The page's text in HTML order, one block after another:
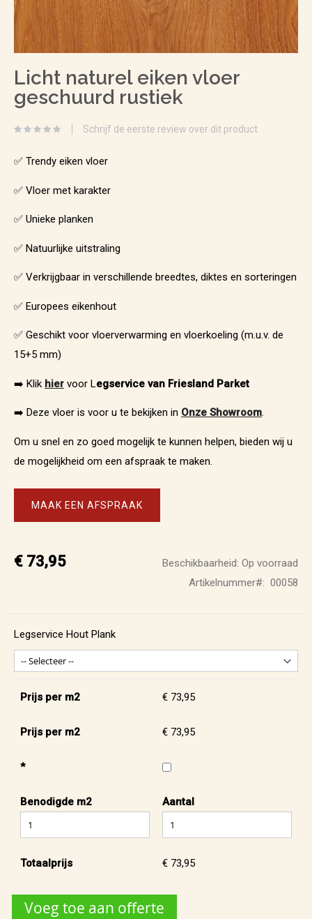
naar
het
de
Licht naturel eiken vloer
geschuurd rustiek
Schrijf de eerste review over dit product
✅ Trendy eiken vloer
✅ Vloer met karakter
✅ Unieke planken
✅ Natuurlijke uitstraling
✅ Verkrijgbaar in verschillende breedtes, diktes en sorteringen
✅ Europees eikenhout
✅ Geschikt voor vloerverwarming en vloerkoeling (m.u.v. de
15+5 mm)
➡️ Klik hier voor Legservice van Friesland Parket
➡️ Deze vloer is voor u te bekijken in Onze Showroom.
Om u snel en zo goed mogelijk te kunnen helpen, bieden wij u
de mogelijkheid om een afspraak te maken.
MAAK EEN AFSPRAAK
€ 73,95 Beschikbaarheid: Op voorraad
Artikelnummer
00058
Legservice Hout Plank
Prijs per m2 € 73,95
Prijs per m2 € 73,95
*
Benodigde m2 Aantal
Totaalprijs € 73,95
Voeg toe aan offerte